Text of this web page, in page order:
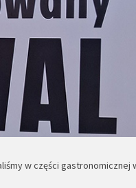
w części gastronomicznej